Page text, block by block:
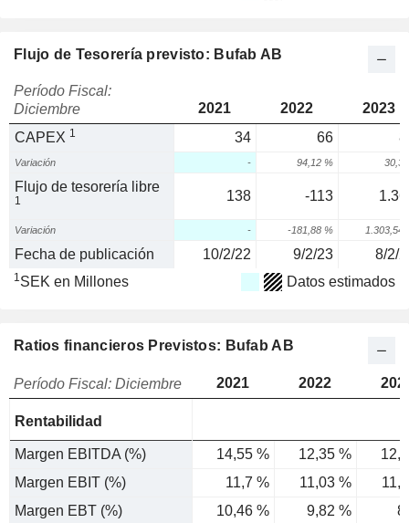
Flujo de Tesorería previsto: Bufab AB
Período Fiscal:
Diciembre
2021 2022
2023
CAPEX 1 34 66
Variación - 94,12 % 30,3
Flujo de tesorería libre
1 138 -113
Variación - -181,88 % 1.303,54
Fecha de publicación 10/2/22 9/2/23 8/2/
1SEK en Millones Datos estimados
Ratios financieros Previstos: Bufab AB
Período Fiscal: Diciembre 2021 2022
Rentabilidad
Margen EBITDA (%) 14,55 % 12,35 %
Margen EBIT (%)
11,7 % 11,03 %
Margen EBT (%)
10,46 % 9,82 %